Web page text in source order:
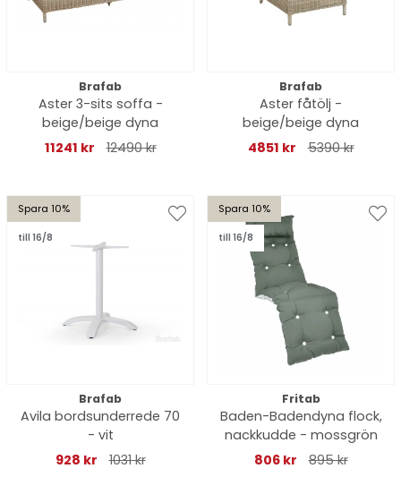
Brafab
Aster 3-sits soffa -
beige/beige dyna
11241 kr
12490 kr
Brafab
Aster fåtölj -
beige/beige dyna
4851 kr
5390 kr
Spara 10%
till 16/8
Brafab
Avila bordsunderrede 70
- vit
928 kr
1031 kr
Spara 10%
till 16/8
Fritab
Baden-Badendyna flock,
nackkudde - mossgrön
806 kr
895 kr